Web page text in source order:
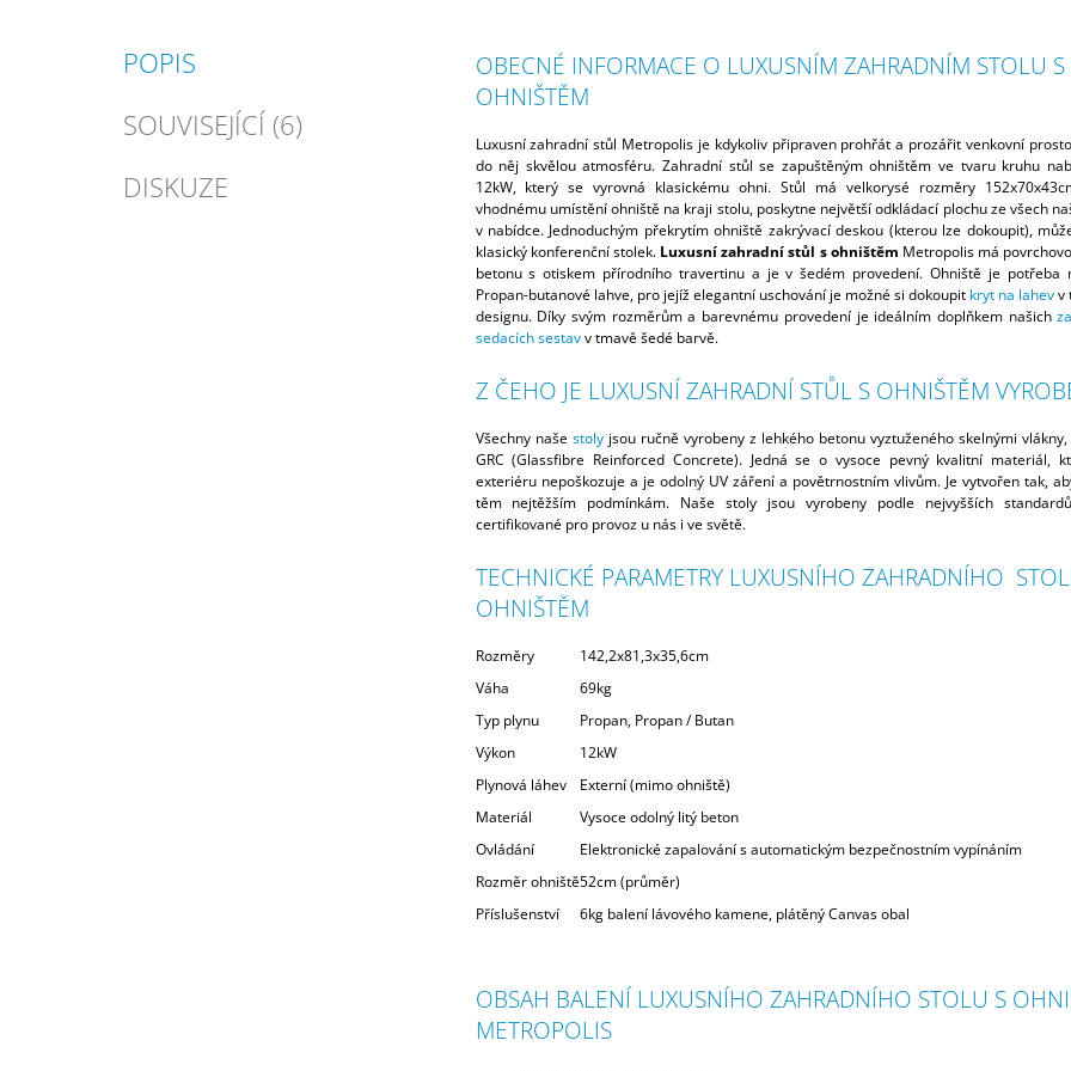
POPIS
SOUVISEJÍCÍ (6)
DISKUZE
OBECNÉ INFORMACE O LUXUSNÍM ZAHRADNÍM STOLU S
OHNIŠTĚM
Luxusní zahradní stůl Metropolis je kdykoliv připraven prohřát a prozářit venkovní
do něj skvělou atmosféru. Zahradní stůl se zapuštěným ohništěm ve tvaru kruhu
12kW, který se vyrovná klasickému ohni. Stůl má velkorysé rozměry
vhodnému umístění ohniště na kraji stolu, poskytne největší odkládací plochu ze všech
v nabídce. Jednoduchým překrytím ohniště zakrývací deskou (kterou lze dokoupit),
klasický konferenční stolek. Luxusní zahradní stůl s ohništěm Metropolis má
betonu s otiskem přírodního travertinu a je v šedém provedení. Ohniště je potřeba
Propan-butanové lahve, pro jejíž elegantní uschování je možné si dokoupit kryt na lahevv
designu. Díky svým rozměrům a barevnému provedení je ideálním doplňkem našich
sedacích sestavv tmavě šedé barvě.
Z ČEHO JE LUXUSNÍ ZAHRADNÍ STŮL S OHNIŠTĚM
Všechny naše stolyjsou ručně vyrobeny z lehkého betonu vyztuženého skelnými vlákny,
GRC (Glassfibre Reinforced Concrete). Jedná se o vysoce pevný kvalitní materiál,
exteriéru nepoškozuje a je odolný UV záření a povětrnostním vlivům. Je vytvořen tak,
těm nejtěžším podmínkám. Naše stoly jsou vyrobeny podle nejvyšších
certifikované pro provoz u nás i ve světě.
TECHNICKÉ PARAMETRY LUXUSNÍHO ZAHRADNÍHO
OHNIŠTĚM
Rozměry
142,2x81,3x35,6cm
Váha
69kg
Typ plynu
Propan, Propan / Butan
Výkon
12kW
Plynová láhev
Externí (mimo ohniště)
Materiál
Vysoce odolný litý beton
Ovládání
Elektronické zapalování s automatickým bezpečnostním vypínáním
Rozměr ohniště52cm (průměr)
Příslušenství
6kg balení lávového kamene, plátěný Canvas obal
OBSAH BALENÍ LUXUSNÍHO ZAHRADNÍHO STOLU S
METROPOLIS